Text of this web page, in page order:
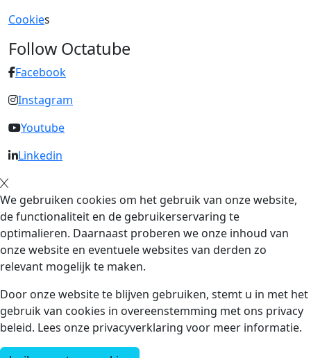
Cookies
Follow Octatube
Facebook
Instagram
Youtube
Linkedin
We gebruiken cookies om het gebruik van onze website,
de functionaliteit en de gebruikerservaring te
optimalieren. Daarnaast proberen we onze inhoud van
onze website en eventuele websites van derden zo
relevant mogelijk te maken.
Door onze website te blijven gebruiken, stemt u in met het
gebruik van cookies in overeenstemming met ons privacy
beleid. Lees onze privacyverklaring voor meer informatie.